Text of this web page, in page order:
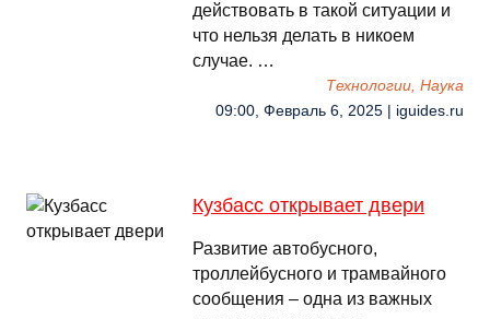
действовать в такой ситуации и
что нельзя делать в никоем
случае. …
Технологии, Наука
09:00, Февраль 6, 2025 | iguides.ru
Кузбасс открывает двери
Развитие автобусного,
троллейбусного и трамвайного
сообщения – одна из важных